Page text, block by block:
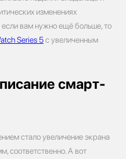
изменениях
если вам нужно ещё больше, то
Series 5с увеличенным
смарт-
стало увеличение экрана
соответственно. А вот